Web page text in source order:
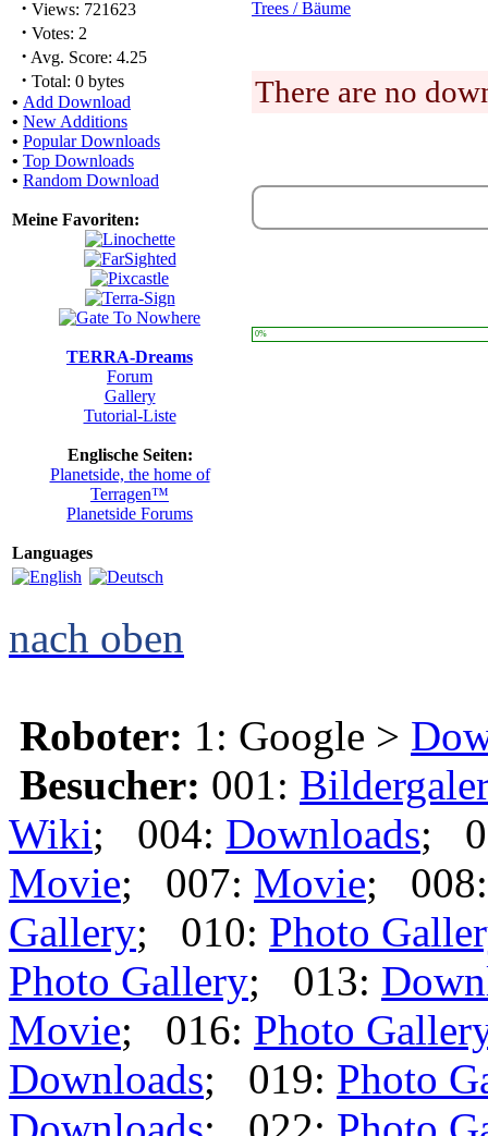
· Views: 721623
· Votes: 2
· Avg. Score: 4.25
· Total: 0 bytes
• Add Download
• New Additions
• Popular Downloads
• Top Downloads
• Random Download
Meine Favoriten:
TERRA-Dreams
Forum
Gallery
Tutorial-Liste
Englische Seiten:
Planetside, the home of
Terragen™
Planetside Forums
Languages
Trees / Bäume
There are no
0%
nach oben
Roboter: 1: Google >
Besucher: 001:
Wiki; 004: Downloads;
Movie; 007: Movie;
Gallery; 010: Photo
Photo Gallery; 013:
Movie; 016: Photo
Downloads; 019: Photo